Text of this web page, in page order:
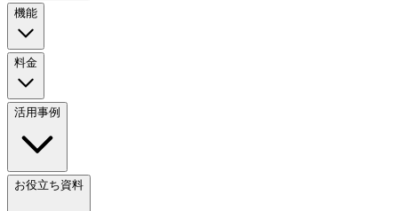
機能
料金
活用事例
お役立ち資料